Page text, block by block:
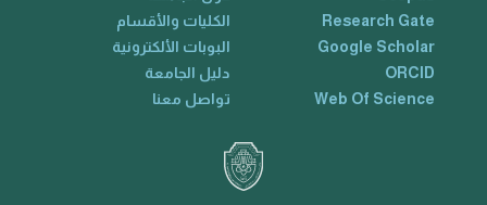
Research Gate
Google Scholar
ORCID
Web Of Science
الكليات والأقسام
البوبات الألكترونية
دليل الجامعة
تواصل معنا